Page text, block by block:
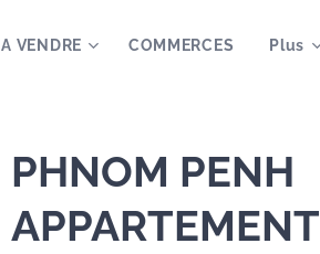
A VENDRE COMMERCES Plus
PHNOM PENH
APPARTEMENT